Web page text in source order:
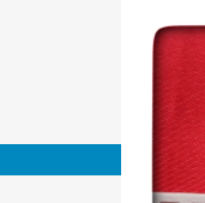
je